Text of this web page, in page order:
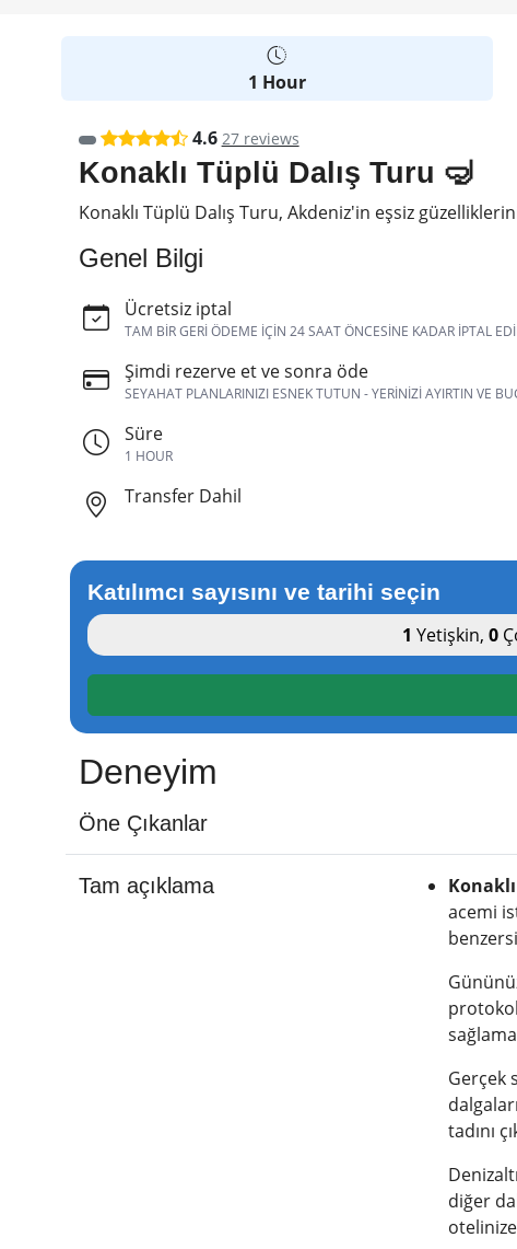
1 Hour
4.6 27 reviews
Konaklı Tüplü Dalış Turu 🤿
Konaklı Tüplü Dalış Turu, Akdeniz'in eşsiz
Genel Bilgi
Ücretsiz iptal
TAM BIR GERI ÖDEME IÇIN 24 SAAT ÖNCESINE KADAR IPTAL
Şimdi rezerve et ve sonra öde
SEYAHAT PLANLARINIZI ESNEK TUTUN - YERINIZI AYIRTIN VE
Süre
1 HOUR
Transfer Dahil
Katılımcı sayısını ve tarihi seçin
1 Yetişkin,0
Deneyim
Öne Çıkanlar
Tam açıklama
acemi
Gerçek
tadını
diğer